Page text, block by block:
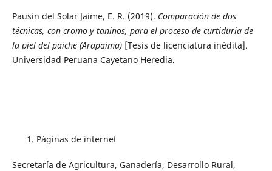
Pausin del Solar Jaime, E. R. (2019). Comparación de dos
técnicas, con cromo y taninos, para el proceso de curtiduría de
la piel del paiche (Arapaima) [Tesis de licenciatura inédita].
Universidad Peruana Cayetano Heredia.
Páginas de internet
Secretaría de Agricultura, Ganadería, Desarrollo Rural,